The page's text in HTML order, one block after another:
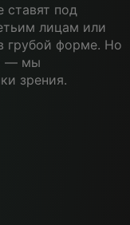
ставят под
лицам или
грубой форме. Но
— мы
зрения.